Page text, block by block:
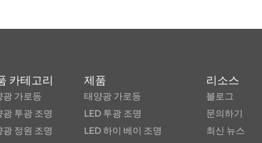
카테고리
광 가로등
광 투광 조명
광 정원 조명
제품
태양광 가로등
LED 투광 조명
LED 하이 베이 조명
리소스
블로그
문의하기
최신 뉴스